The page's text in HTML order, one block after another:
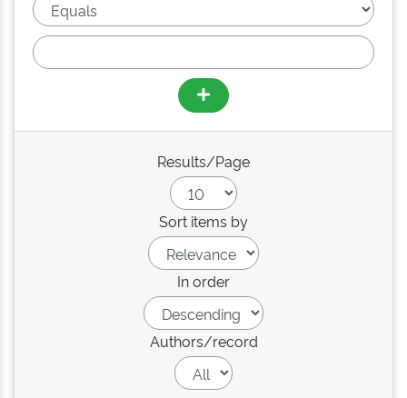
Results/Page
Sort items by
In order
Authors/record